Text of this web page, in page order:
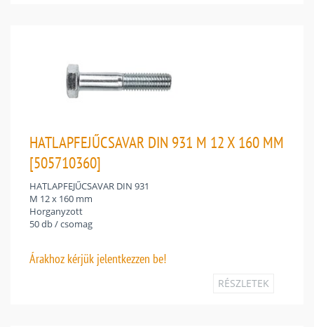
HATLAPFEJŰCSAVAR DIN 931 M 12 X 160 MM
[505710360]
HATLAPFEJŰCSAVAR DIN 931
M 12 x 160 mm
Horganyzott
50 db / csomag
Árakhoz kérjük jelentkezzen be!
RÉSZLETEK